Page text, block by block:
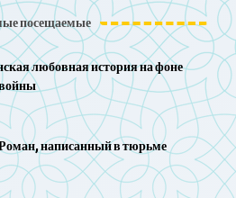
посещаемые
любовная история на фоне
написанный в тюрьме